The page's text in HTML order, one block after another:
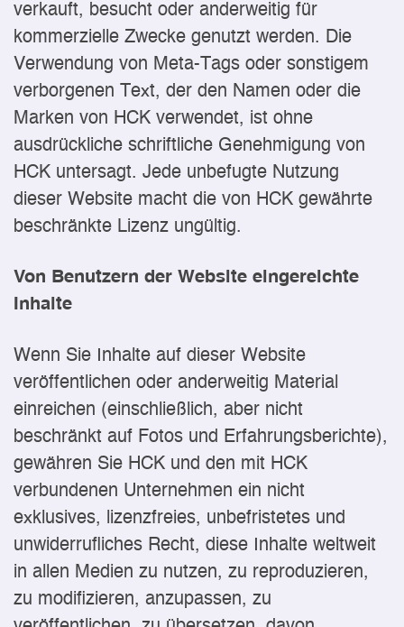
verkauft, besucht oder anderweitig für
kommerzielle Zwecke genutzt werden. Die
Verwendung von Meta-Tags oder sonstigem
verborgenen Text, der den Namen oder die
Marken von HCK verwendet, ist ohne
ausdrückliche schriftliche Genehmigung von
HCK untersagt. Jede unbefugte Nutzung
dieser Website macht die von HCK gewährte
beschränkte Lizenz ungültig.
Von Benutzern der Website eingereichte
Inhalte
Wenn Sie Inhalte auf dieser Website
veröffentlichen oder anderweitig Material
einreichen (einschließlich, aber nicht
beschränkt auf Fotos und Erfahrungsberichte),
gewähren Sie HCK und den mit HCK
verbundenen Unternehmen ein nicht
exklusives, lizenzfreies, unbefristetes und
unwiderrufliches Recht, diese Inhalte weltweit
in allen Medien zu nutzen, zu reproduzieren,
zu modifizieren, anzupassen, zu